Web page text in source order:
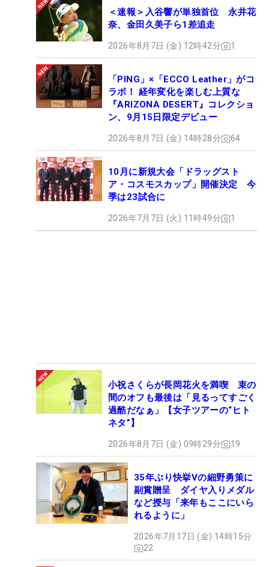
＜速報＞入谷響が単独首位 永井花
奈、金田久美子ら1差追走
2026年8月7日 (金) 12時42分 1
「PING」×「ECCO Leather」がコ
ラボ！ 経年変化を楽しむ上質な
『ARIZONA DESERT』コレクショ
ン、9月15日限定デビュー
2026年8月7日 (金) 14時28分 64
10月に新規大会「ドラッグスト
ア・コスモスカップ」開催決定 今
季は23試合に
2026年7月7日 (火) 11時49分 1
小祝さくらが長岡花火を満喫 束の
間のオフも最後は「見るってすごく
過酷だなぁ」【女子ツアーの“ヒト
ネタ”】
2026年8月7日 (金) 09時29分 19
35年ぶり快挙Vの細野勇策に
副賞贈呈 ダイヤ入りメダル
など授与「来年もここにいら
れるように」
2026年7月17日 (金) 14時15分
22